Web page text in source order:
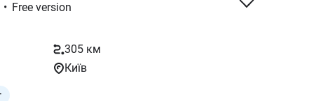
• Free version
305 км
Київ